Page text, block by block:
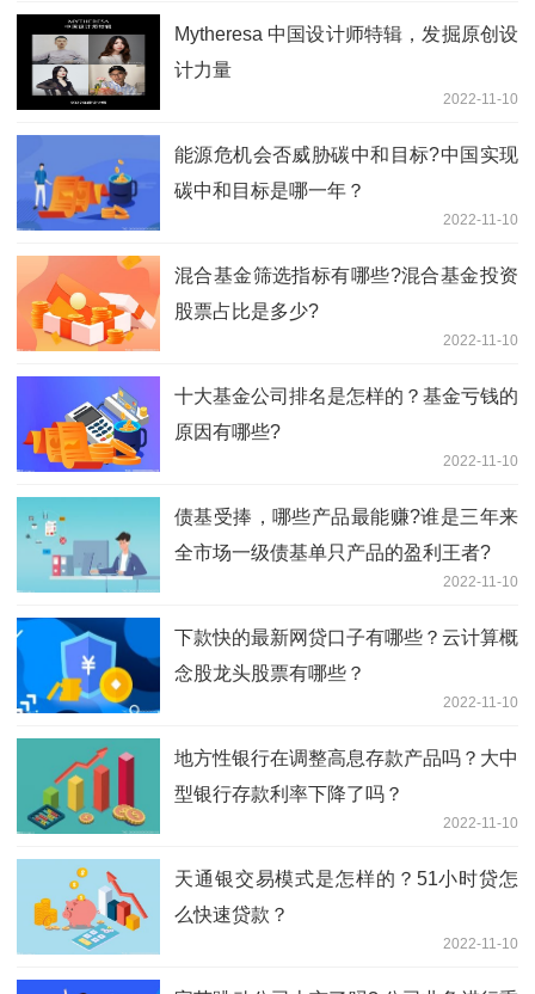
Mytheresa 中国设计师特辑，发掘原创设
计力量
2022-11-10
能源危机会否威胁碳中和目标?中国实现
碳中和目标是哪一年？
2022-11-10
混合基金筛选指标有哪些?混合基金投资
股票占比是多少?
2022-11-10
十大基金公司排名是怎样的？基金亏钱的
原因有哪些?
2022-11-10
债基受捧，哪些产品最能赚?谁是三年来
全市场一级债基单只产品的盈利王者?
2022-11-10
下款快的最新网贷口子有哪些？云计算概
念股龙头股票有哪些？
2022-11-10
地方性银行在调整高息存款产品吗？大中
型银行存款利率下降了吗？
2022-11-10
天通银交易模式是怎样的？51小时贷怎
么快速贷款？
2022-11-10